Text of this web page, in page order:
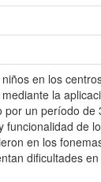
en los
la
un período de
de
en los
dificultades